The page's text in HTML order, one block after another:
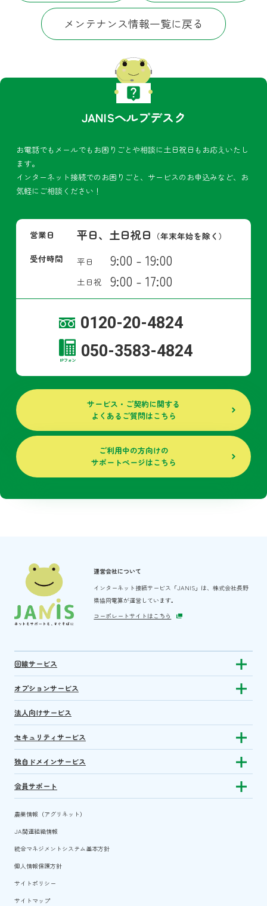
メンテナンス情報一覧に戻る
JANISヘルプデスク
お電話でもメールでもお困りごとや相談に土日祝日もお応えいたし
ます。
インターネット接続でのお困りごと、サービスのお申込みなど、お
気軽にご相談ください！
営業日 平日、土日祝日 （年末年始を除く）
受付時間
平日 9:00 - 19:00
土日祝 9:00 - 17:00
0120-20-4824
050-3583-4824
サービス・ご契約に関する
よくあるご質問はこちら
ご利用中の方向けの
サポートページはこちら
運営会社について
インターネット接続サービス「JANIS」は、株式会社長野
県協同電算が運営しています。
コーポレートサイトはこちら
回線サービス Show
オプションサービス Show
法人向けサービス
セキュリティサービス Show
独自ドメインサービス Show
会員サポート Show
農業情報（アグリネット）
JA関連組織情報
統合マネジメントシステム基本方針
個人情報保護方針
サイトポリシー
サイトマップ